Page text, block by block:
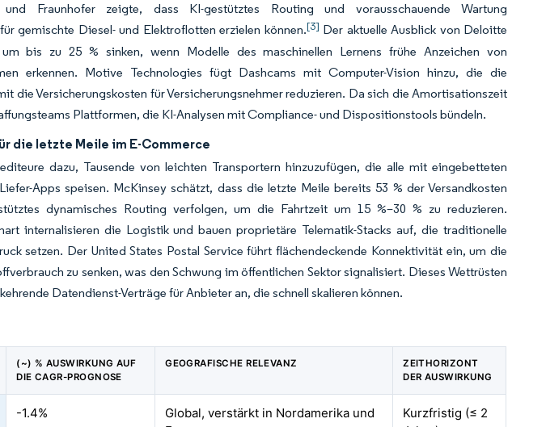
Fraunhofer zeigte, dass KI-gestütztes Routing und vorausschauende Wartung
gemischte Diesel- und Elektroflotten erzielen können.[3] Der aktuelle Ausblick von Deloitte
bis zu 25 % sinken, wenn Modelle des maschinellen Lernens frühe Anzeichen von
erkennen. Motive Technologies fügt Dashcams mit Computer-Vision hinzu, die die
die Versicherungskosten für Versicherungsnehmer reduzieren. Da sich die Amortisationszeit
Plattformen, die KI-Analysen mit Compliance- und Dispositionstools bündeln.
die letzte Meile im E-Commerce
dazu, Tausende von leichten Transportern hinzuzufügen, die alle mit eingebetteten
Apps speisen. McKinsey schätzt, dass die letzte Meile bereits 53 % der Versandkosten
dynamisches Routing verfolgen, um die Fahrtzeit um 15 %–30 % zu reduzieren.
internalisieren die Logistik und bauen proprietäre Telematik-Stacks auf, die traditionelle
setzen. Der United States Postal Service führt flächendeckende Konnektivität ein, um die
zu senken, was den Schwung im öffentlichen Sektor signalisiert. Dieses Wettrüsten
Datendienst-Verträge für Anbieter an, die schnell skalieren können.
(~) % AUSWIRKUNG AUF
DIE CAGR-PROGNOSE
GEOGRAFISCHE RELEVANZ
ZEITHORIZONT
DER AUSWIRKUNG
-1.4%
Global, verstärkt in Nordamerika und
Kurzfristig (≤ 2